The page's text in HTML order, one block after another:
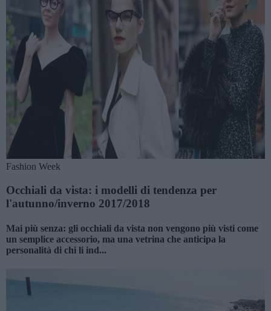
Fashion Week
Occhiali da vista: i modelli di tendenza per
l'autunno/inverno 2017/2018
Mai più senza: gli occhiali da vista non vengono più visti come
un semplice accessorio, ma una vetrina che anticipa la
personalità di chi li ind...